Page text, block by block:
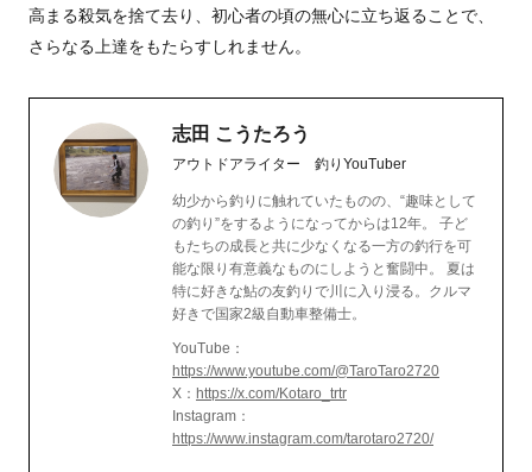
高まる殺気を捨て去り、初心者の頃の無心に立ち返ることで、
さらなる上達をもたらすしれません。
志田 こうたろう
アウトドアライター 釣りYouTuber
幼少から釣りに触れていたものの、“趣味として
の釣り”をするようになってからは12年。 子ど
もたちの成長と共に少なくなる一方の釣行を可
能な限り有意義なものにしようと奮闘中。 夏は
特に好きな鮎の友釣りで川に入り浸る。クルマ
好きで国家2級自動車整備士。
YouTube：
https://www.youtube.com/@TaroTaro2720
X： https://x.com/Kotaro_trtr
Instagram：
https://www.instagram.com/tarotaro2720/